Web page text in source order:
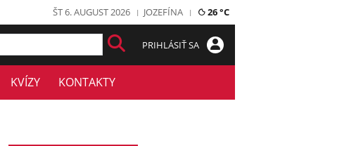
ŠT 6. AUGUST 2026 JOZEFÍNA 26 °C
PRIHLÁSIŤ SA
KVÍZY KONTAKTY